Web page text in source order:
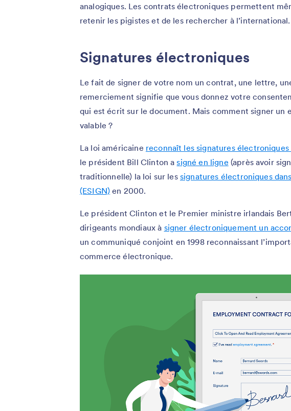
analogiques. Les contrats électroniques permettent
retenir les pigistes et de les rechercher à l’international.
Signatures électroniques
Le fait de signer de votre nom un contrat, une lettre,
remerciement signifie que vous donnez votre
qui est écrit sur le document. Mais comment signer un
valable ?
La loi américaine reconnaît les signatures
le président Bill Clinton asigné en ligne (après avoir
traditionnelle) la loi sur les signatures électroniques
(ESIGN) en 2000.
Le président Clinton et le Premier ministre irlandais
dirigeants mondiaux à signer électroniquement un
un communiqué conjoint en 1998 reconnaissant
commerce électronique.